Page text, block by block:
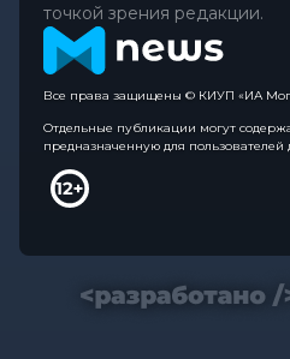
точкой зрения редакции.
Все права защищены © КИУП «ИА
Отдельные публикации могут
предназначенную для пользователей